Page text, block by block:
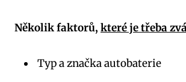
Několik faktorů, které je třeba
​ Typ ⁣a značka ⁣autobaterie